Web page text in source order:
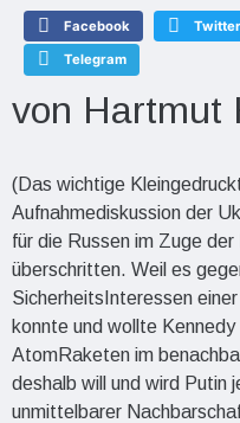
Facebook Twitter
Telegram
von Hartmut
(Das wichtige
Aufnahmediskussion der
für die Russen im Zuge
überschritten. Weil es
SicherheitsInteressen
konnte und wollte
AtomRaketen im
deshalb will und wird Putin
unmittelbarer